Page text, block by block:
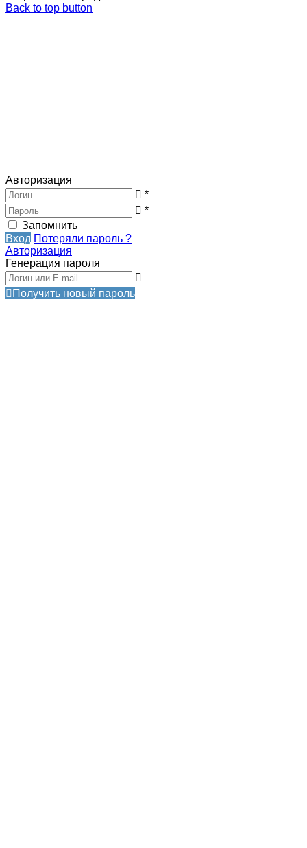
Back to top button
Авторизация
*
*
Запомнить
Вход Потеряли пароль ?
Авторизация
Генерация пароля
Получить новый пароль